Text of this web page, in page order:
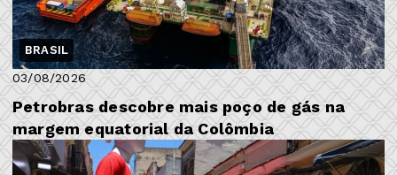
BRASIL
03/08/2026
Petrobras descobre mais poço de gás na
margem equatorial da Colômbia